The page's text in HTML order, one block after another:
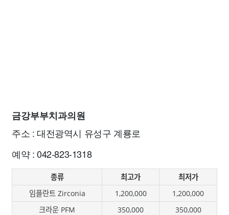
금강부부치과의원
주소 : 대전광역시 유성구 계룡로
예약 : 042-823-1318
종류 최고가
최저가
임플란트 Zirconia
1,200,000
1,200,000
크라운 PFM
350,000
350,000